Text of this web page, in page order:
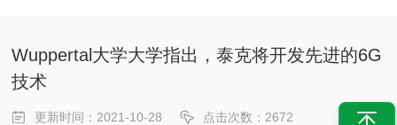
Wuppertal大学大学指出，泰克将开发先进的6G
技术
更新时间：2021-10-28 点击次数：2672